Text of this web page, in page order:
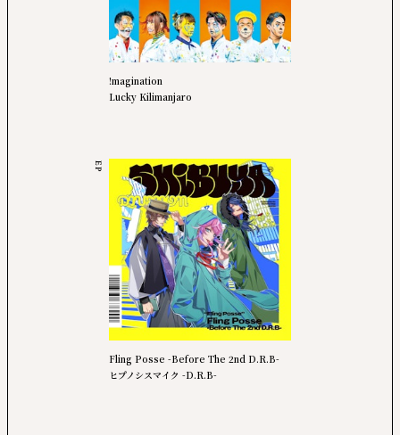
!magination
Lucky Kilimanjaro
Fling Posse -Before The 2nd D.R.B-
ヒプノシスマイク -D.R.B-
EP